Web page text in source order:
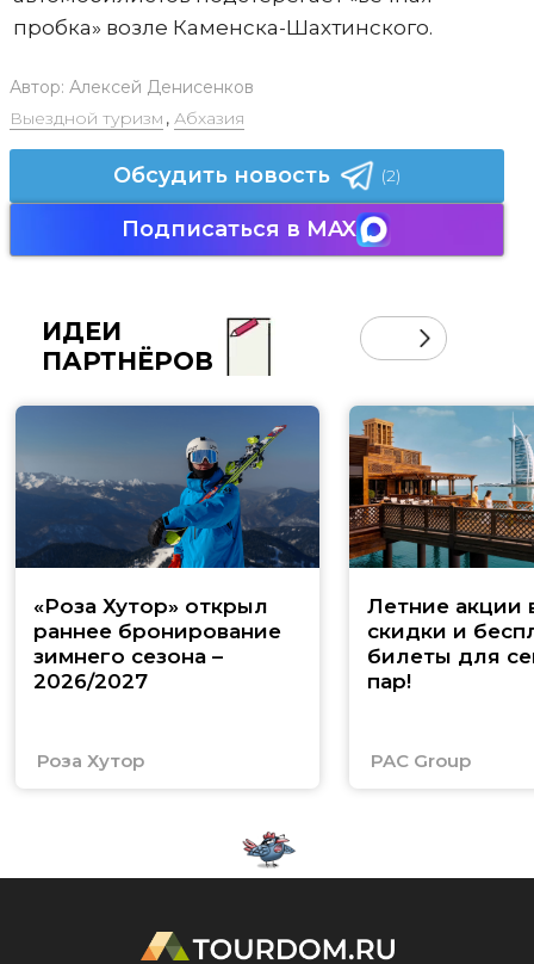
пробка» возле Каменска-Шахтинского.
Автор: Алексей Денисенков
Выездной туризм , Абхазия
Обсудить новость (2)
Подписаться в MAX
ИДЕИ
ПАРТНЁРОВ
«Роза Хутор» открыл
раннее бронирование
зимнего сезона –
2026/2027
Роза Хутор
Летние акции
скидки и
билеты для
пар!
PAC Group